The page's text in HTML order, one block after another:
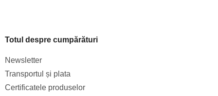
Totul despre cumpărături
Newsletter
Transportul și plata
Certificatele produselor